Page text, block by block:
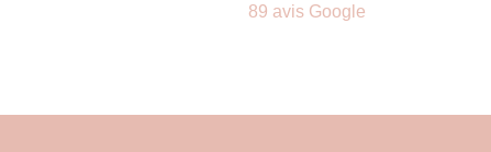
89 avis Google